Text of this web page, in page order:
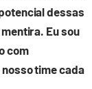
dessas
Eu sou
com
time cada